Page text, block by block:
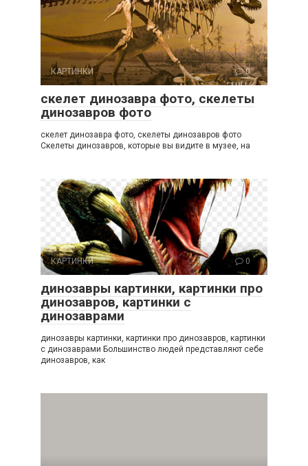
КАРТИНКИ 0
скелет динозавра фото, скелеты
динозавров фото
скелет динозавра фото, скелеты динозавров фото
Скелеты динозавров, которые вы видите в музее, на
КАРТИНКИ 0
динозавры картинки, картинки про
динозавров, картинки с
динозаврами
динозавры картинки, картинки про динозавров, картинки
с динозаврами Большинство людей представляют себе
динозавров, как